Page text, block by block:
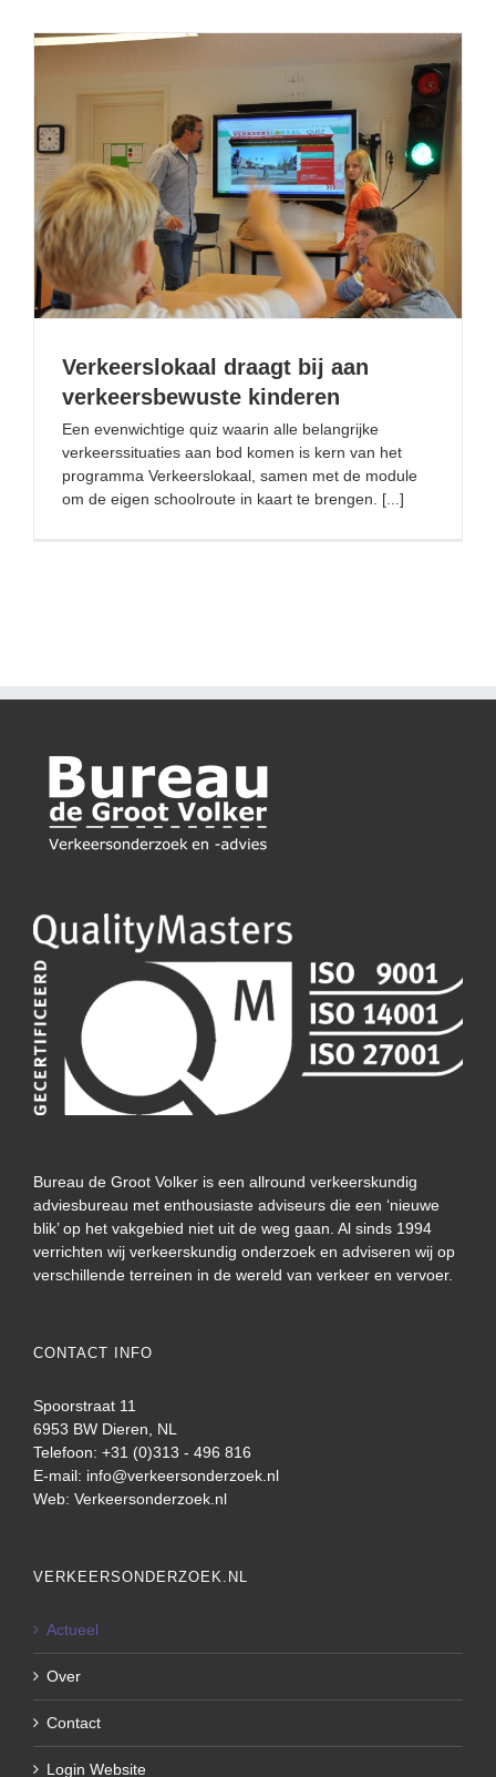
Verkeerslokaal draagt bij aan verkeersbewuste kinderen
Verkeerslokaal draagt bij aan
verkeersbewuste kinderen
Een evenwichtige quiz waarin alle belangrijke
verkeerssituaties aan bod komen is kern van het
programma Verkeerslokaal, samen met de module
om de eigen schoolroute in kaart te brengen. [...]
Bureau de Groot Volker is een allround verkeerskundig
adviesbureau met enthousiaste adviseurs die een ‘nieuwe
blik’ op het vakgebied niet uit de weg gaan. Al sinds 1994
verrichten wij verkeerskundig onderzoek en adviseren wij op
verschillende terreinen in de wereld van verkeer en vervoer.
CONTACT INFO
Spoorstraat 11
6953 BW Dieren, NL
Telefoon: +31 (0)313 - 496 816
E-mail: info@verkeersonderzoek.nl
Web: Verkeersonderzoek.nl
VERKEERSONDERZOEK.NL
Actueel
Over
Contact
Login Website